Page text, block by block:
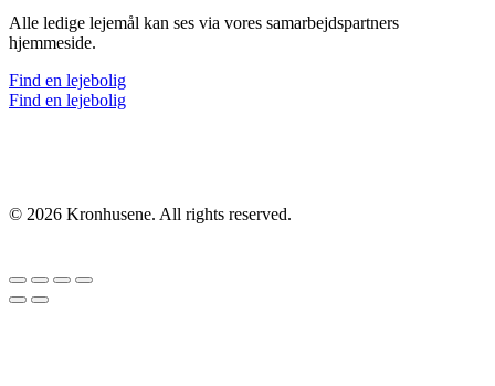
Alle ledige lejemål kan ses via vores samarbejdspartners
hjemmeside.
Find en lejebolig
Find en lejebolig
© 2026 Kronhusene. All rights reserved.